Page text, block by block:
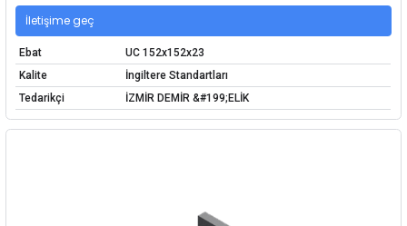
İletişime geç
Ebat
UC 152x152x23
Kalite
İngiltere Standartları
Tedarikçi
İZMİR DEMİR &#199;ELİK